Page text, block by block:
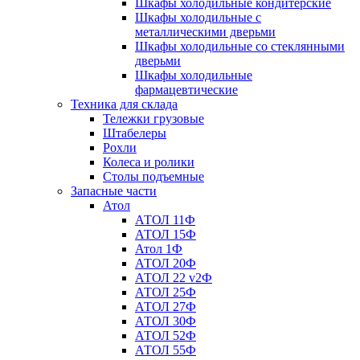
Шкафы холодильные кондитерские
Шкафы холодильные с
металлическими дверьми
Шкафы холодильные со стеклянными
дверьми
Шкафы холодильные
фармацевтические
Техника для склада
Тележки грузовые
Штабелеры
Рохли
Колеса и ролики
Столы подъемные
Запасные части
Атол
АТОЛ 11Ф
АТОЛ 15Ф
Атол 1Ф
АТОЛ 20Ф
АТОЛ 22 v2Ф
АТОЛ 25Ф
АТОЛ 27Ф
АТОЛ 30Ф
АТОЛ 52Ф
АТОЛ 55Ф